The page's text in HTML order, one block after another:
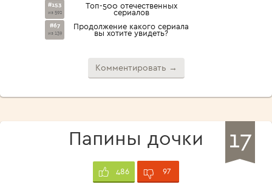
#153
из 592
Топ-500 отечественных
сериалов
#67
из 139
Продолжение какого сериала
вы хотите увидеть?
Комментировать →
17
Папины дочки
486 97